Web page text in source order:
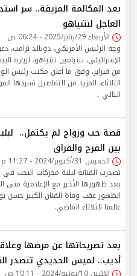
بعد المكالمة المزيفة.. سر
العاجل لنتنياهو
الأربعاء 29/يناير/2025 - 06:24 ص
وجه الرئيس الأمريكي، دونالد ترامب،
الإسرائيلي، بينيامين نتنياهو، لزيارة
من فبراير، وفق ما أعلن مكتب رئيس
الثلاثاء، المزيد من التفاصيل تسردها
التالي .
قصة حب وزواج لم يكتمل..
بين الفرح والفراق
الخميس 31/أكتوبر/2024 - 11:27 م
تصدرت الفنانة لبلبة محركات البحث في
بعد ظهورها الأخير مع الإعلامية منى
الظهور عقب وفاة الفنان الكبير
عالمنا الثلاثاء الماضي.
بعد تصريحاتها عن مرضها
أديب.. لميس الحديدي تتصدر